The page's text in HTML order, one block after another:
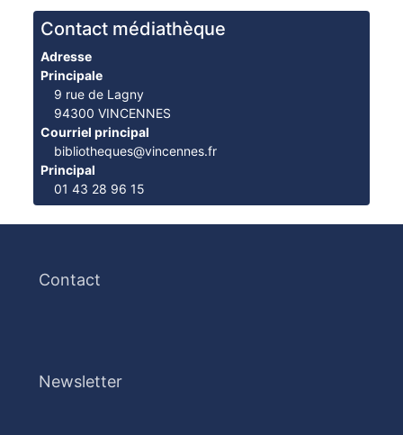
Contact
Contact médiathèque
Adresse
Principale
9 rue de Lagny
94300 VINCENNES
Courriel principal
bibliotheques@vincennes.fr
Principal
01 43 28 96 15
Services
Contact
Newsletter